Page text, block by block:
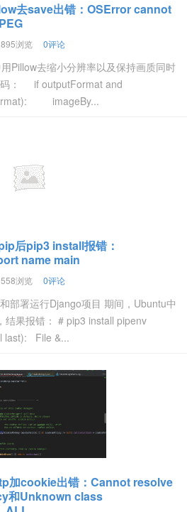
去save出错：OSError cannot
浏览 0评论
Pillow去缩小分辨率以及保持画质同时
码： if outputFormat and
imageBy...
后pip3 install报错：
name main
浏览 0评论
部署运行Django项目 期间，Ubuntu中
结果报错： # pip3 install pipenv
last): File &...
加cookie出错：Cannot resolve
和Unknown class